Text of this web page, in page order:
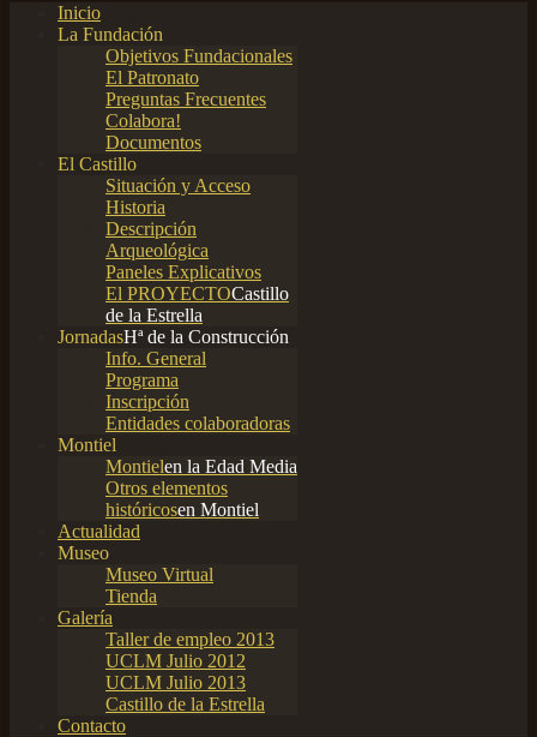
Inicio
La Fundación
Objetivos Fundacionales
El Patronato
Preguntas Frecuentes
Colabora!
Documentos
El Castillo
Situación y Acceso
Historia
Descripción
Arqueológica
Paneles Explicativos
El PROYECTOCastillo
de la Estrella
JornadasHª de la Construcción
Info. General
Programa
Inscripción
Entidades colaboradoras
Montiel
Montielen la Edad Media
Otros elementos
históricosen Montiel
Actualidad
Museo
Museo Virtual
Tienda
Galería
Taller de empleo 2013
UCLM Julio 2012
UCLM Julio 2013
Castillo de la Estrella
Contacto